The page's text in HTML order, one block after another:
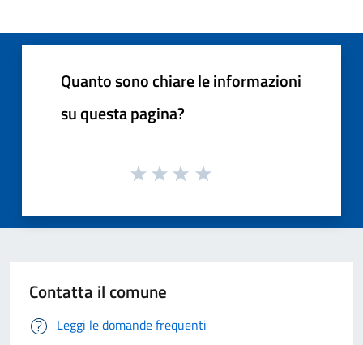
Quanto sono chiare le informazioni
su questa pagina?
Contatta il comune
Leggi le domande frequenti